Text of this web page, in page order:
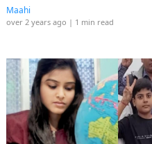
Maahi
over 2 years ago | 1 min read